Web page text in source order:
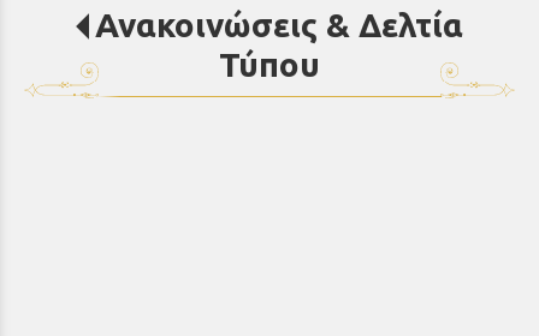
Ανακοινώσεις & Δελτία
Τύπου